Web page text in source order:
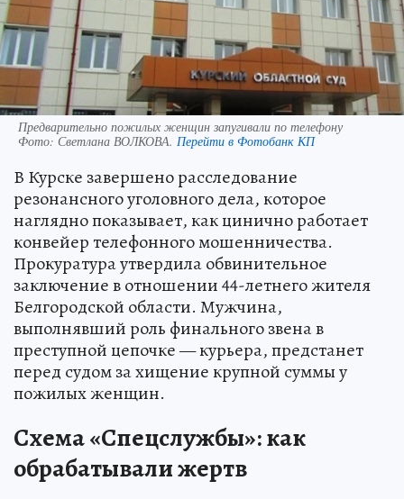
Предварительно пожилых женщин запугивали по телефону
Фото: Светлана ВОЛКОВА. Перейти в Фотобанк КП
В Курске завершено расследование
резонансного уголовного дела, которое
наглядно показывает, как цинично работает
конвейер телефонного мошенничества.
Прокуратура утвердила обвинительное
заключение в отношении 44-летнего жителя
Белгородской области. Мужчина,
выполнявший роль финального звена в
преступной цепочке — курьера, предстанет
перед судом за хищение крупной суммы у
пожилых женщин.
Схема «Спецслужбы»: как
обрабатывали жертв